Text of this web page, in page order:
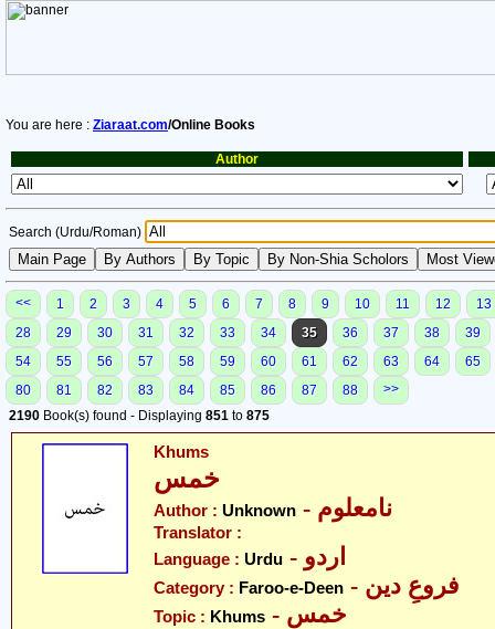
You are here : Ziaraat.com/Online Books
Author
Search (Urdu/Roman)
<< 1 2 3 4 5 6 7 8 9 10 11 12
13
28
29 30 31 32 33 34 35 36 37 38
39
54
55 56 57 58 59 60 61 62 63 64
65
80
81 82 83 84 85 86 87 88
>>
2190 Book(s) found - Displaying 851 to 875
Khums
خمس
Author : Unknown - نامعلوم
Translator :
Language : Urdu - اردو
Category : Faroo-e-Deen - فروعِ دین
Topic : Khums - خمس